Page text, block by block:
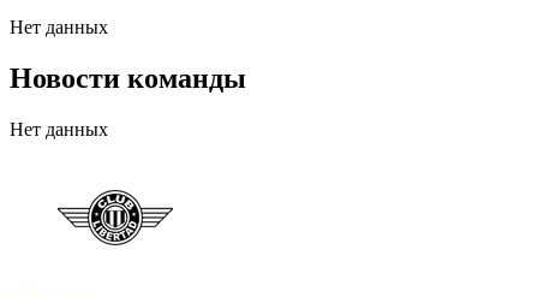
Нет данных
Новости команды
Нет данных